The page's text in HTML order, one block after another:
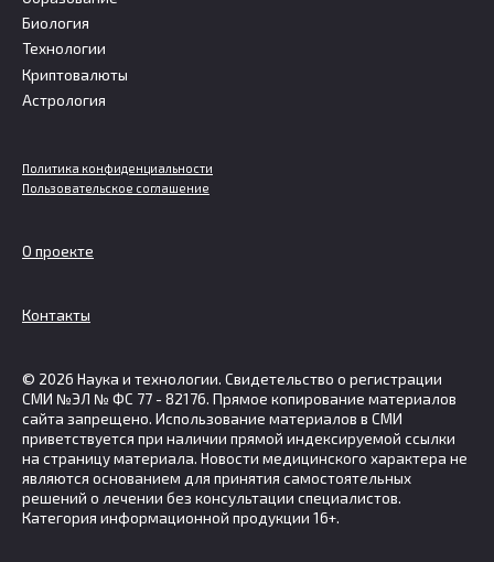
Биология
Технологии
Криптовалюты
Астрология
Политика конфиденциальности
Пользовательское соглашение
О проекте
Контакты
© 2026 Наука и технологии. Свидетельство о регистрации
СМИ №ЭЛ № ФС 77 - 82176. Прямое копирование материалов
сайта запрещено. Использование материалов в СМИ
приветствуется при наличии прямой индексируемой ссылки
на страницу материала. Новости медицинского характера не
являются основанием для принятия самостоятельных
решений о лечении без консультации специалистов.
Категория информационной продукции 16+.